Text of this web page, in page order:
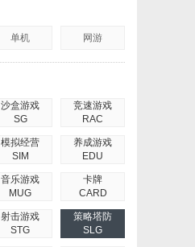
单机 网游
沙盒游戏
SG
竞速游戏
RAC
模拟经营
SIM
养成游戏
EDU
音乐游戏
MUG
卡牌
CARD
射击游戏
STG
策略塔防
SLG